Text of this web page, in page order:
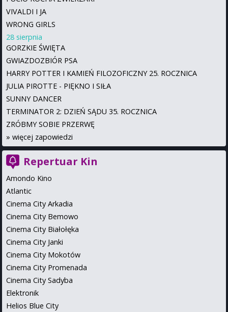
VIVALDI I JA
WRONG GIRLS
28 sierpnia
GORZKIE ŚWIĘTA
GWIAZDOZBIÓR PSA
HARRY POTTER I KAMIEŃ FILOZOFICZNY 25. ROCZNICA
JULIA PIROTTE - PIĘKNO I SIŁA
SUNNY DANCER
TERMINATOR 2: DZIEŃ SĄDU 35. ROCZNICA
ZRÓBMY SOBIE PRZERWĘ
» więcej zapowiedzi
Repertuar Kin
Amondo Kino
Atlantic
Cinema City Arkadia
Cinema City Bemowo
Cinema City Białołęka
Cinema City Janki
Cinema City Mokotów
Cinema City Promenada
Cinema City Sadyba
Elektronik
Helios Blue City